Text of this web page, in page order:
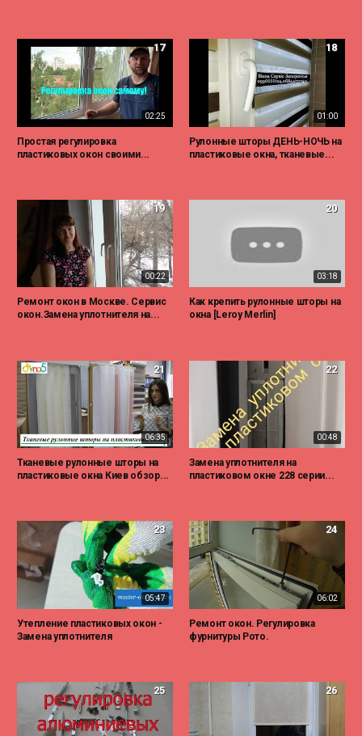
02:25
17
Простая регулировка
пластиковых окон своими...
01:00
18
Рулонные шторы ДЕНЬ-НОЧЬ на
пластиковые окна, тканевые...
00:22
19
Ремонт окон в Москве. Сервис
окон.Замена уплотнителя на...
03:18
20
Как крепить рулонные шторы на
окна [Leroy Merlin]
06:35
21
Тканевые рулонные шторы на
пластиковые окна Киев обзор...
00:48
22
Замена уплотнителя на
пластиковом окне 228 серии...
05:47
23
Утепление пластиковых окон -
Замена уплотнителя
06:02
24
Ремонт окон. Регулировка
фурнитуры Рото.
25 26